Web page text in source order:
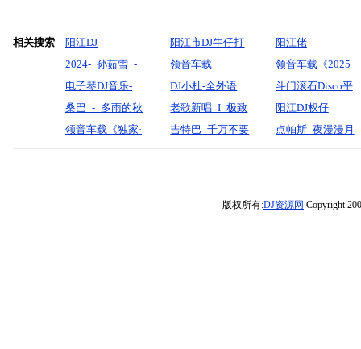
相关搜索 阳江DJ
阳江市DJ牛仔打
造高潮串烧
KEIQU.C
阳江佬
2024-_孙茹雪_-_
听闻远方有你(沈
阳风)
【DJGUOTOU辉
领音车载
2026【峰哥精选
定制全中文弹跳
专辑】
领音车载《2025
火爆中文伤感老
歌【找一个字代
替】越鼓弹跳
电子琴DJ音乐-
【别再让我们相
遇】-DJ小花
DJ小杜-全外语
《弹跳·宇宙·重
低音硬核土嗨》
斗门滚石Disco平
安夜现场.Dj东东
Mc响仔
桑巴_-_多雨的秋
（郭玲(DJ版）
老歌新唱_I_极致
HIFI-Res磁性发
阳江DJ权仔
【2026流行热播
领音车载《独家·
吉特巴_千万不要
点帕斯_夜漫漫月
版权所有:DJ资源网 Copyright